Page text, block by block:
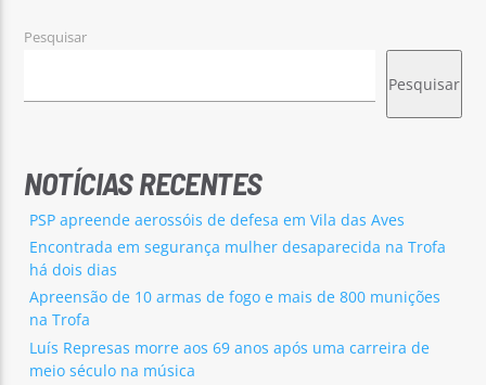
Pesquisar
Pesquisar
NOTÍCIAS RECENTES
PSP apreende aerossóis de defesa em Vila das Aves
Encontrada em segurança mulher desaparecida na Trofa
há dois dias
Apreensão de 10 armas de fogo e mais de 800 munições
na Trofa
Luís Represas morre aos 69 anos após uma carreira de
meio século na música